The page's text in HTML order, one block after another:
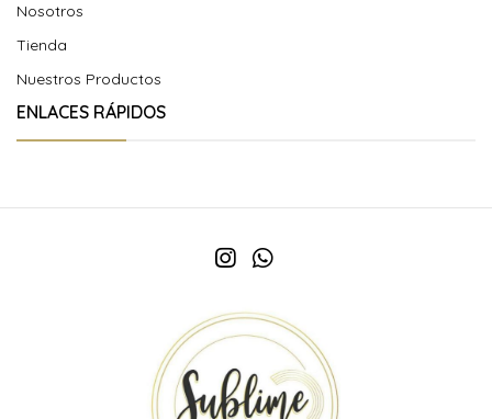
Nosotros
Tienda
Nuestros Productos
ENLACES RÁPIDOS